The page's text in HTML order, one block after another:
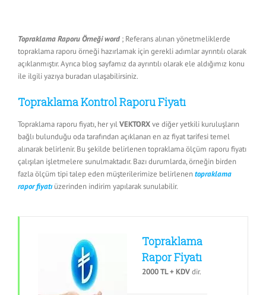
Topraklama Raporu Örneği word ; Referans alınan yönetmeliklerde
topraklama raporu örneği hazırlamak için gerekli adımlar ayrıntılı olarak
açıklanmıştır. Ayrıca blog sayfamız da ayrıntılı olarak ele aldığımız konu
ile ilgili yazıya buradan ulaşabilirsiniz.
Topraklama Kontrol Raporu Fiyatı
Topraklama raporu fiyatı, her yılVEKTORXve diğer yetkili kuruluşların
bağlı bulunduğu oda tarafından açıklanan en az fiyat tarifesi temel
alınarak belirlenir. Bu şekilde belirlenen topraklama ölçüm raporu fiyatı
çalışılan işletmelere sunulmaktadır. Bazı durumlarda, örneğin birden
fazla ölçüm tipi talep eden müşterilerimize belirlenentopraklama
rapor fiyatıüzerinden indirim yapılarak sunulabilir.
Topraklama
Rapor Fiyatı
2000 TL + KDVdir.